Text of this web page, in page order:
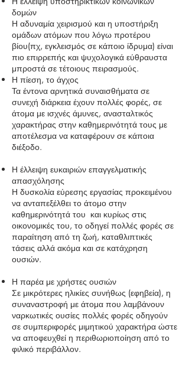
δομών
Η αδυναμία χειρισμού και η υποστήριξη
ομάδων ατόμων που λόγω προτέρου
βίου(πχ, εγκλεισμός σε κάποιο ίδρυμα) είναι
πιο επιρρεπής και ψυχολογικά εύθραυστα
μπροστά σε τέτοιους πειρασμούς.
Η πίεση, το άγχος
Τα έντονα αρνητικά συναισθήματα σε
συνεχή διάρκεια έχουν πολλές φορές, σε
άτομα με ισχνές άμυνες, ανασταλτικός
χαρακτήρας στην καθημερινότητά τους με
αποτέλεσμα να καταφέρουν σε κάποια
διέξοδο.
Η έλλειψη ευκαιριών επαγγελματικής
απασχόλησης
Η δυσκολία εύρεσης εργασίας προκειμένου
να ανταπεξέλθει το άτομο στην
καθημερινότητά του και κυρίως στις
οικονομικές του, το οδηγεί πολλές φορές σε
παραίτηση από τη ζωή, καταθλιπτικές
τάσεις αλλά ακόμα και σε κατάχρηση
ουσιών.
Η παρέα με χρήστες ουσιών
Σε μικρότερες ηλικίες συνήθως (εφηβεία), η
συναναστροφή με άτομα που λαμβάνουν
ναρκωτικές ουσίες πολλές φορές οδηγούν
σε συμπεριφορές μιμητικού χαρακτήρα ώστε
να αποφευχθεί η περιθωριοποίηση από το
φιλικό περιβάλλον.